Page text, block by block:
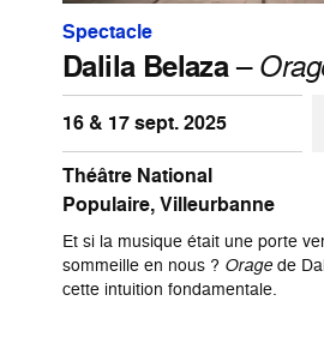
Spectacle
Dalila Belaza–
16 & 17 sept. 2025
Théâtre National
Populaire, Villeurbanne
Et si la musique était une porte
sommeille en nous ? Orage de
cette intuition fondamentale.